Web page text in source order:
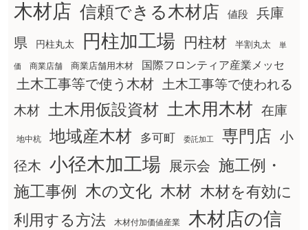
木材店 信頼できる木材店 値段
兵庫
県
円柱丸太 円柱加工場 円柱材 半割丸太 単
価 商業店舗 商業店舗用木材 国際フロンティア産業メッセ
土木工事等で使う木材
土木工事等で使われる
木材
土木用仮設資材 土木用木材 在庫
地中杭 地域産木材 多可町 委託加工 専門店 小
径木 小径木加工場 展示会 施工例・
施工事例
木の文化 木材 木材を有効に
利用する方法
木材付加価値産業
木材店の信